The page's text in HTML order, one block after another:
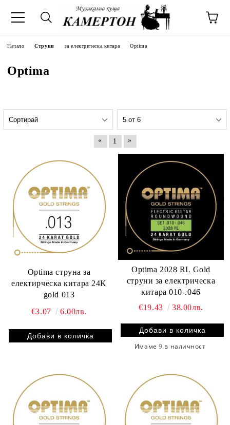
Начало Струни за електрическа китара Optima
Optima
« 1 »
Optima струна за
електирческа китара 24K
gold 013
€3.07
6.00лв.
Optima 2028 RL Gold
струни за електрическа
китара 010-.046
€19.43
38.00лв.
Имаме9 в наличност